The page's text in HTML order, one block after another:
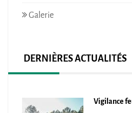
Galerie
DERNIÈRES ACTUALITÉS
Vigilance